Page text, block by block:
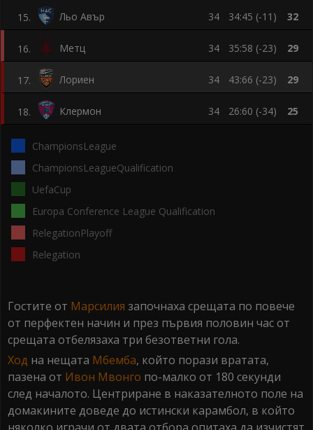
15. Льо Авър 34 34:45 (-11) 32
16. Метц 34 35:58 (-23) 29
17. Лориен 34 43:66 (-23) 29
18. Клермон 34 26:60 (-34) 25
ChampionsLeague
ChampionsLeagueQualification
UefaCup
Europa Conference League Qualification
RelegationPlayoff
Relegation
Гостите от Марсилия започнаха срещата по повече
от перфектен начин и през първия половин час от
срещата отбелязаха три безответни гола.
Ход на нещата Мбемба, който порази вратата,
пазена от Ивон Мвонго по-малко от 180 секунди
след началото. Центриране в наказателното поле на
домакините доведе до истински карамбол, в който